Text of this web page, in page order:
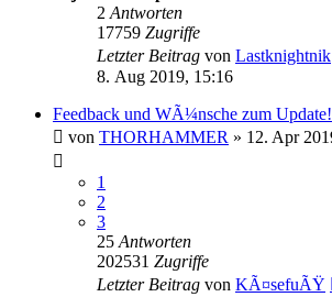
2 Antworten
17759 Zugriffe
Letzter Beitrag von Lastknightnik
8. Aug 2019, 15:16
Feedback und WÃ¼nsche zum Update!
von THORHAMMER » 12. Apr
1
2
3
25 Antworten
202531 Zugriffe
Letzter Beitrag von KÃ¤sefuÃŸ